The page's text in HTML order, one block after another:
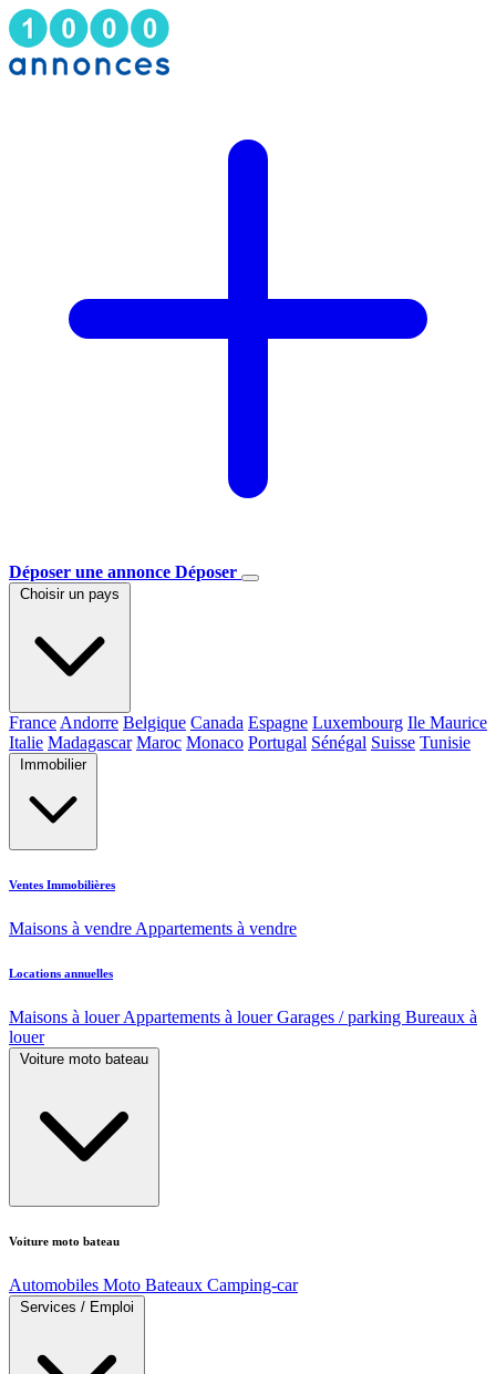
Déposer une annonce Déposer
Choisir un pays
France Andorre Belgique Canada Espagne Luxembourg Ile Maurice
Italie Madagascar Maroc Monaco Portugal Sénégal Suisse Tunisie
Immobilier
Ventes Immobilières
Maisons à vendre Appartements à vendre
Locations annuelles
Maisons à louerAppartements à louerGarages / parking Bureaux à
louer
Voiture moto bateau
Voiture moto bateau
Automobiles Moto Bateaux Camping-car
Services / Emploi